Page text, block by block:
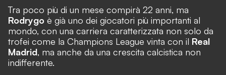
Tra poco più di un mese compirà 22 anni, ma
Rodrygo è già uno dei giocatori più importanti al
mondo, con una carriera caratterizzata non solo da
trofei come la Champions League vinta con il Real
Madrid, ma anche da una crescita calcistica non
indifferente.